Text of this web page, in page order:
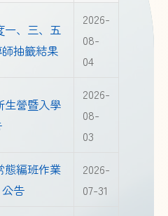
一、三、五
抽籤結果
2026-
08-
04
生營暨入學
2026-
08-
03
態編班作業
告
2026-
07-31